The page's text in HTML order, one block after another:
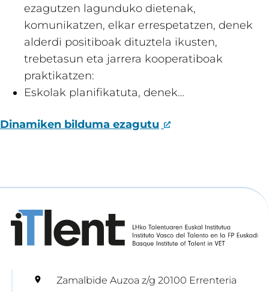
ezagutzen lagunduko dietenak,
komunikatzen, elkar errespetatzen, denek
alderdi positiboak dituztela ikusten,
trebetasun eta jarrera kooperatiboak
praktikatzen:
Eskolak planifikatuta, denek…
Dinamiken bilduma ezagutu
Zamalbide Auzoa z/g 20100 Errenteria